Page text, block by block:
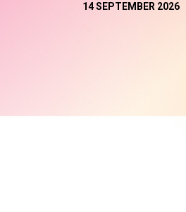
14 SEPTEMBER 2026